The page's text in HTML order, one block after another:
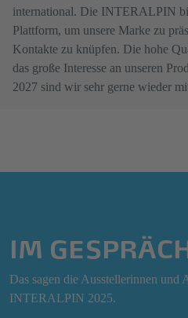
international. Die INTERALPIN
Plattform, um unsere Marke zu
Kontakte zu knüpfen. Die hohe
das große Interesse an unseren
2027 sind wir sehr gerne wieder
IM
Das sagen die Ausstellerinnen und
INTERALPIN 2025.